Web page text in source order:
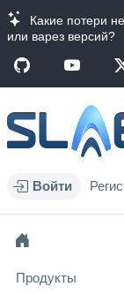
Какие потери
или варез версий?
Войти
Продукты